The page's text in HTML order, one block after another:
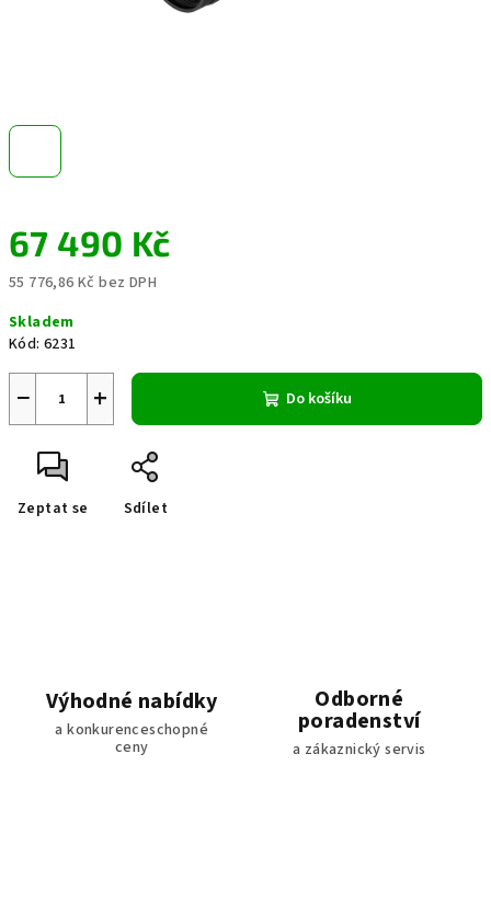
67 490 Kč
55 776,86 Kč bez DPH
cena:
Skladem
Kód: 6231
+
− Do košíku
Zeptat se Sdílet
Výhodné nabídky
a konkurenceschopné
ceny
Odborné
poradenství
a zákaznický servis